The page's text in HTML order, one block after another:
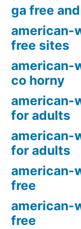
ga free
american-
free sites
american-
co horny
american-
for adults
for adults
american-
free
american-
free